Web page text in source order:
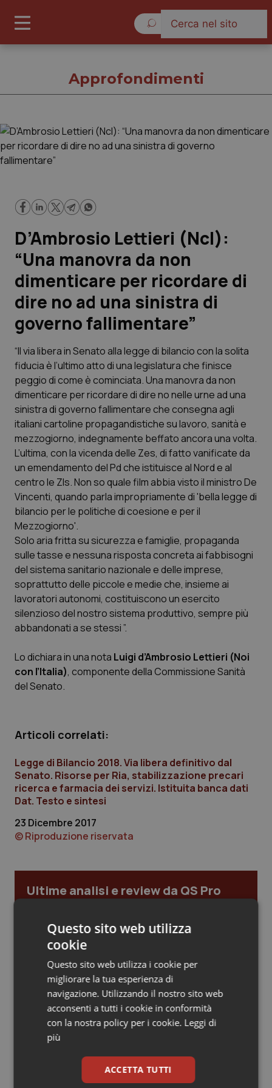
Governo e Parlamento
Regioni e Asl
Lavoro e Professioni
Scienza e Farmaci
Studi e Analisi
Lettere al direttore
Edizioni Regionali
QS Pro
Professionisti Sanitari.AI
Abruzzo
Basilicata
Calabria
Campania
Emilia-Romagna
Lazio
Lombardia
Marche
Molise
Piemonte
Provincia Autonoma di Bolzano
Provincia Autonoma di Trento
Puglia
Sardegna
Sicilia
Toscana
QS Pro Gold
Artrite & artrosi
Asma & BPCO
Car-T
Colesterolo & coronaropatie
Diabete & glucometri
Dolore
Donna & Salute
Epatiti
HIV
Infezioni & Febbre
Ipertensione & Scompenso
Malattie rare
Malattia di Crohn & Rettocolite Ulcerosa
Neuroscienze & patologie neurodegenerative
Obesità
Oftalmologia
QS Club Newsletter
Approfondimenti
D’Ambrosio Lettieri (NcI):
“Una manovra da non
dimenticare per ricordare di
dire no ad una sinistra di
governo fallimentare”
“Il via libera in Senato alla legge di bilancio con la solita
fiducia è l’ultimo atto di una legislatura che finisce
peggio di come è cominciata. Una manovra da non
dimenticare per ricordare di dire no nelle urne ad una
sinistra di governo fallimentare che consegna agli
italiani cartoline propagandistiche su lavoro, sanità e
mezzogiorno, indegnamente beffato ancora una volta.
L’ultima, con la vicenda delle Zes, di fatto vanificate da
un emendamento del Pd che istituisce al Nord e al
centro le Zls. Non so quale film abbia visto il ministro De
Vincenti, quando parla impropriamente di 'bella legge di
bilancio per le politiche di coesione e per il
Mezzogiorno'.
Solo aria fritta su sicurezza e famiglie, propaganda
sulle tasse e nessuna risposta concreta ai fabbisogni
del sistema sanitario nazionale e delle imprese,
soprattutto delle piccole e medie che, insieme ai
lavoratori autonomi, costituiscono un esercito
silenzioso del nostro sistema produttivo, sempre più
abbandonati a se stessi ”.
Lo dichiara in una nota Luigi d’Ambrosio Lettieri (Noi
con l’Italia), componente della Commissione Sanità
del Senato.
Articoli correlati:
Legge di Bilancio 2018. Via libera definitivo dal
Senato. Risorse per Ria, stabilizzazione precari
ricerca e farmacia dei servizi. Istituita banca dati
Dat. Testo e sintesi
23 Dicembre 2017
© Riproduzione riservata
Ultime analisi e review da QS Pro
Cloud sanitario: infrastrutture,
compliance, GDPR e Risk management
Gestione dell'Ipertensione resistente:
dalle Linee Guida alle terapie innovative
modelli di responsabilità e autonomia
Questo sito web utilizza
cookie
Questo sito web utilizza i cookie per
migliorare la tua esperienza di
navigazione. Utilizzando il nostro sito web
acconsenti a tutti i cookie in conformità
con la nostra policy per i cookie. Leggi di
più
ACCETTA TUTTI